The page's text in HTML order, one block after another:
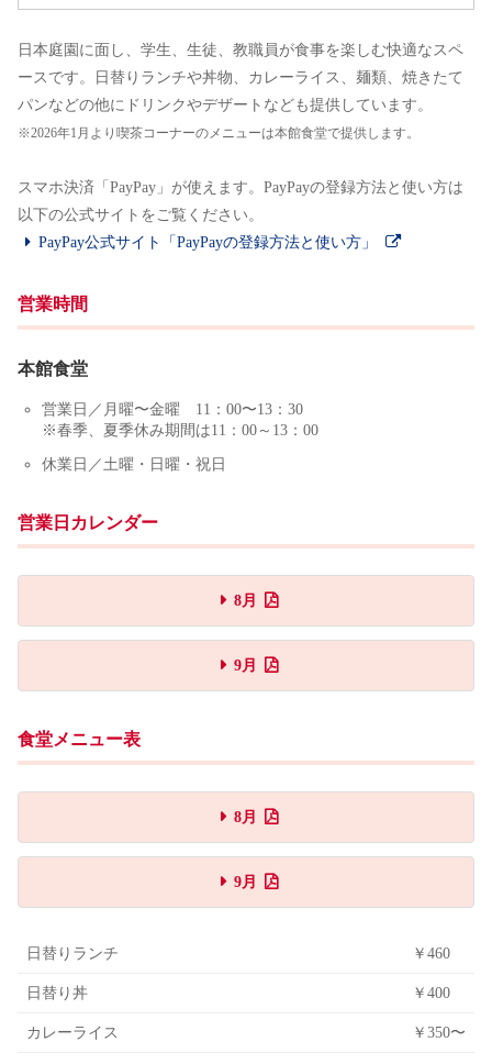
日本庭園に面し、学生、生徒、教職員が食事を楽しむ快適なスペ
ースです。日替りランチや丼物、カレーライス、麺類、焼きたて
パンなどの他にドリンクやデザートなども提供しています。
※2026年1月より喫茶コーナーのメニューは本館食堂で提供します。
スマホ決済「PayPay」が使えます。PayPayの登録方法と使い方は
以下の公式サイトをご覧ください。
PayPay公式サイト「PayPayの登録方法と使い方」
営業時間
本館食堂
営業日／月曜〜金曜 11：00〜13：30
※春季、夏季休み期間は11：00～13：00
休業日／土曜・日曜・祝日
営業日カレンダー
8月
9月
食堂メニュー表
8月
9月
日替りランチ ￥460
日替り丼 ￥400
カレーライス ￥350〜